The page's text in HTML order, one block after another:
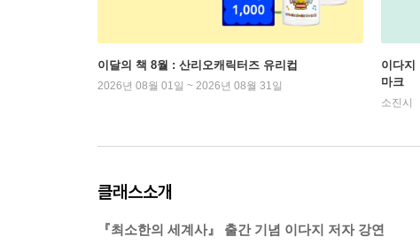
이달의 책 8월 : 산리오캐릭터즈 유리컵
2026년 08월 01일 ~ 2026년 08월 31일
이다지
마크
소진시
클래스소개
『최소한의 세계사』 출간 기념 이다지 저자 강연